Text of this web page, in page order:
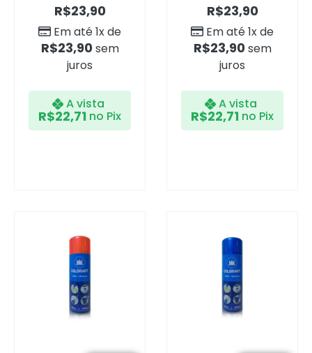
R$23,90
Em até 1x de
R$23,90 sem
juros
A vista
R$22,71 no Pix
R$23,90
Em até 1x de
R$23,90 sem
juros
A vista
R$22,71 no Pix